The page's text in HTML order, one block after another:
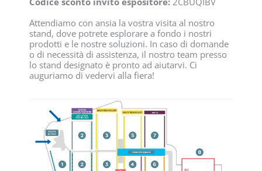
Attendiamo con ansia la vostra visita al nostro
stand, dove potrete esplorare a fondo i nostri
prodotti e le nostre soluzioni. In caso di domande
o di necessità di assistenza, il nostro team presso
lo stand designato è pronto ad aiutarvi. Ci
auguriamo di vedervi alla fiera!